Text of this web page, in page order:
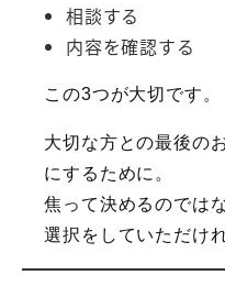
相談する
内容を確認する
この3つが大切です。
大切な方との最後の
にするために。
焦って決めるのでは
選択をしていただけ